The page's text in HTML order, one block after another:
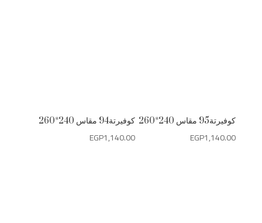
كوفيرتة94 مقاس 240*260
EGP1,140.00
كوفيرتة95 مقاس 240*260
EGP1,140.00